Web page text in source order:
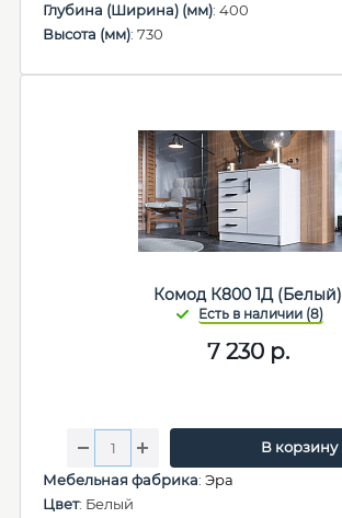
Глубина (Ширина) (мм): 400
Высота (мм): 730
Комод К800 1Д (Белый)
7 230р.
В корзину
Мебельная фабрика: Эра
Цвет: Белый